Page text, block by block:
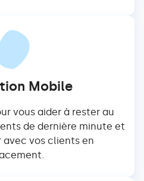
Mobile
vous aider à rester au
de dernière minute et
avec vos clients en